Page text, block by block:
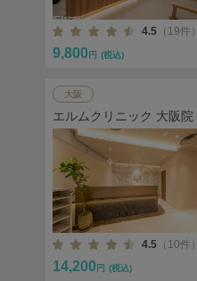
4.5 （19件）
9,800 円 (税込)
大阪
エルムクリニック 大阪院
4.5 （10件）
14,200 円 (税込)